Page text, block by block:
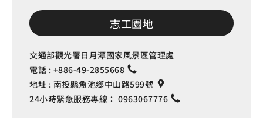
志工園地
交通部觀光署日月潭國家風景區管理處
電話 : +886-49-2855668
地址 : 南投縣魚池鄉中山路599號
24小時緊急服務專線： 0963067776